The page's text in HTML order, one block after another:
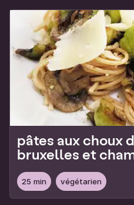
pâtes aux choux
bruxelles et
25 min végétarien